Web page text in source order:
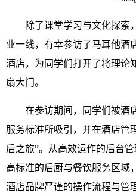
除了课堂学习与文化探索
业一线，有幸参访了马耳他
酒店，为同学们打开了将理论
扇大门。
在参访期间，同学们被酒
服务标准所吸引，并在酒店管
后之旅”。从高效运作的后台
高标准的后厨与餐饮服务区域
酒店品牌严谨的操作流程与管